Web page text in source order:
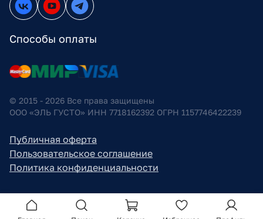
Способы оплаты
© 2015 - 2026 Все права защищены
ООО «ЭЛЬ ГУСТО» ИНН 7718162392 ОГРН 1157746422239
Публичная оферта
Пользовательское соглашение
Политика конфиденциальности